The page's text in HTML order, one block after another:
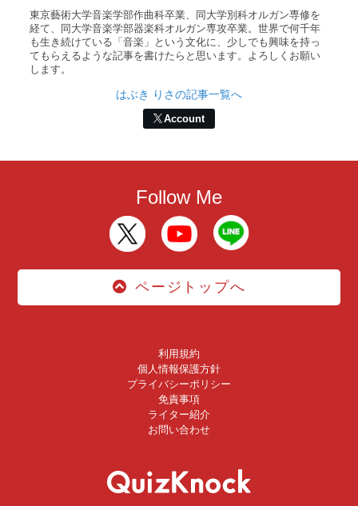
東京藝術大学音楽学部作曲科卒業、同大学別科オルガン専修を
経て、同大学音楽学部器楽科オルガン専攻卒業。世界で何千年
も生き続けている「音楽」という文化に、少しでも興味を持っ
てもらえるような記事を書けたらと思います。よろしくお願い
します。
はぶき りさの記事一覧へ
Account
Follow Me
ページトップへ
利用規約
個人情報保護方針
プライバシーポリシー
免責事項
ライター紹介
お問い合わせ